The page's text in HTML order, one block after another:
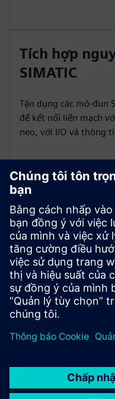
Tích hợp
SIMATIC
Tận dụng các mô-đun
để kết nối liền mạch với
neo, với I/O và thông
Duy trì vệ
trình khắt
Chọn dây đai và cấu
làm sạch thường
trong thực phẩm và